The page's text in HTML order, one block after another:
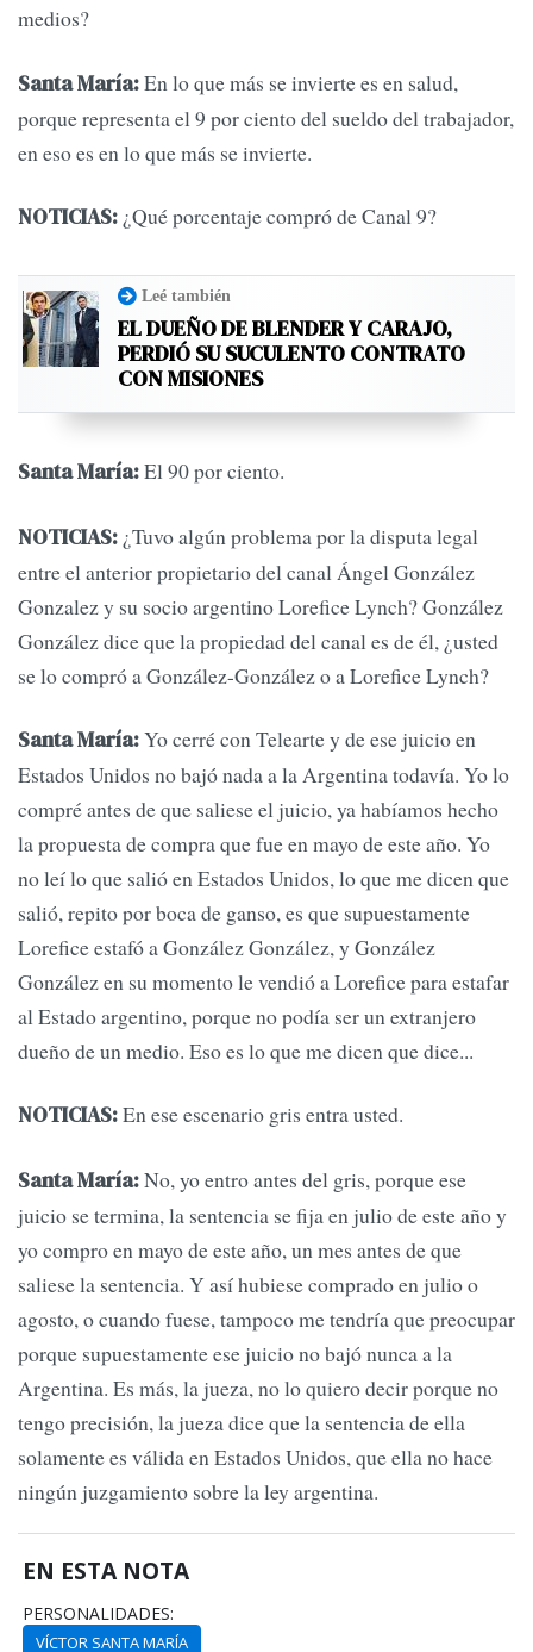
medios?
Santa María:En lo que más se invierte es en salud,
porque representa el 9 por ciento del sueldo del trabajador,
en eso es en lo que más se invierte.
NOTICIAS: ¿Qué porcentaje compró de Canal 9?
Leé también
EL DUEÑO DE BLENDER Y CARAJO,
PERDIÓ SU SUCULENTO CONTRATO
CON MISIONES
Santa María:El 90 por ciento.
NOTICIAS: ¿Tuvo algún problema por la disputa legal
entre el anterior propietario del canal Ángel González
Gonzalez y su socio argentino Lorefice Lynch? González
González dice que la propiedad del canal es de él, ¿usted
se lo compró a González-González o a Lorefice Lynch?
Santa María:Yo cerré con Telearte y de ese juicio en
Estados Unidos no bajó nada a la Argentina todavía. Yo lo
compré antes de que saliese el juicio, ya habíamos hecho
la propuesta de compra que fue en mayo de este año. Yo
no leí lo que salió en Estados Unidos, lo que me dicen que
salió, repito por boca de ganso, es que supuestamente
Lorefice estafó a González González, y González
González en su momento le vendió a Lorefice para estafar
al Estado argentino, porque no podía ser un extranjero
dueño de un medio. Eso es lo que me dicen que dice...
NOTICIAS:En ese escenario gris entra usted.
Santa María:No, yo entro antes del gris, porque ese
juicio se termina, la sentencia se fija en julio de este año y
yo compro en mayo de este año, un mes antes de que
saliese la sentencia. Y así hubiese comprado en julio o
agosto, o cuando fuese, tampoco me tendría que preocupar
porque supuestamente ese juicio no bajó nunca a la
Argentina. Es más, la jueza, no lo quiero decir porque no
tengo precisión, la jueza dice que la sentencia de ella
solamente es válida en Estados Unidos, que ella no hace
ningún juzgamiento sobre la ley argentina.
EN ESTA NOTA
PERSONALIDADES:
VÍCTOR SANTA MARÍA